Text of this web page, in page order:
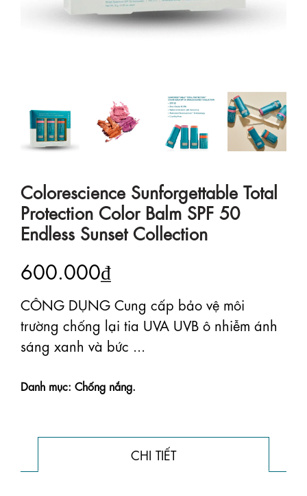
Colorescience Sunforgettable Total
Protection Color Balm SPF 50
Endless Sunset Collection
600.000₫
CÔNG DỤNG Cung cấp bảo vệ môi
trường chống lại tia UVA UVB ô nhiễm ánh
sáng xanh và bức ...
Danh mục: Chống nắng.
CHI TIẾT